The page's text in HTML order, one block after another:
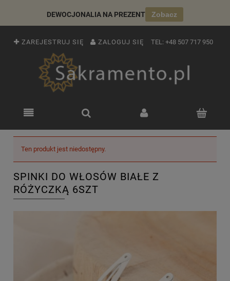
DEWOCJONALIA NA PREZENT Zobacz
ZAREJESTRUJ SIĘ ZALOGUJ SIĘ TEL: +48 507 717 950
Ten produkt jest niedostępny.
SPINKI DO WŁOSÓW BIAŁE Z
RÓŻYCZKĄ 6SZT